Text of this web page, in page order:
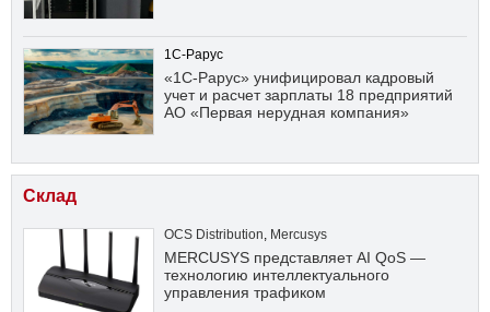
1С-Рарус
«1С-Рарус» унифицировал кадровый
учет и расчет зарплаты 18 предприятий
АО «Первая нерудная компания»
Склад
OCS Distribution, Mercusys
MERCUSYS представляет AI QoS —
технологию интеллектуального
управления трафиком